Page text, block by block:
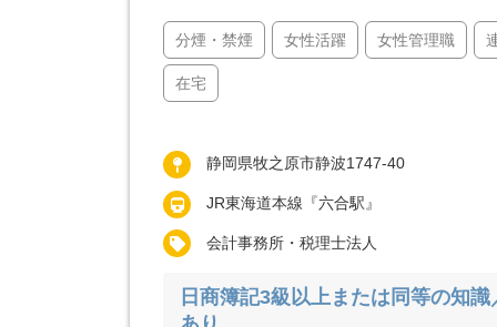
分煙・禁煙 女性活躍 女性管理職
在宅
静岡県牧之原市静波1747-40
JR東海道本線『六合駅』
会計事務所・税理士法人
日商簿記3級以上または同等の知